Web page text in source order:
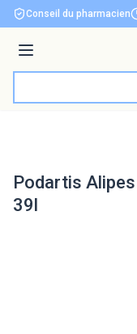
Aller au contenu
Conseil du pharmacien
Menu
Podartis
39l